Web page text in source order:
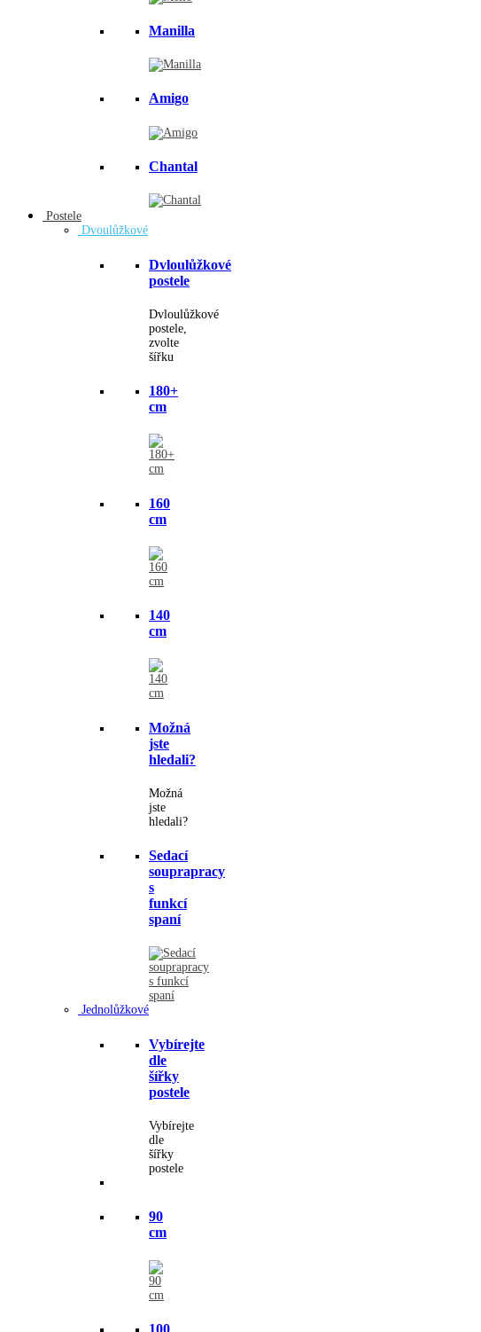
Manilla
Amigo
Chantal
Postele
Dvoulůžkové
Dvloulůžkové
postele
Dvloulůžkové
postele,
zvolte
šířku
180+
cm
160
cm
140
cm
Možná
jste
hledali?
Možná
jste
hledali?
Sedací
souprapracy
s
funkcí
spaní
Jednolůžkové
Vybírejte
dle
šířky
postele
Vybírejte
dle
šířky
postele
90
cm
100